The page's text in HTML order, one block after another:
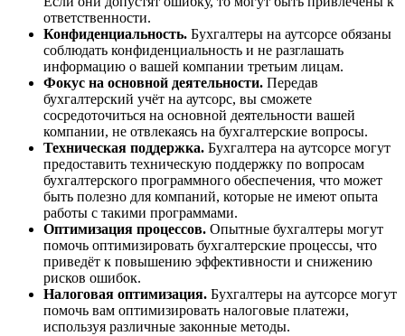
ответственности.
Конфиденциальность. Бухгалтеры на аутсорсе обязаны
соблюдать конфиденциальность и не разглашать
информацию о вашей компании третьим лицам.
Фокус на основной деятельности. Передав
бухгалтерский учёт на аутсорс, вы сможете
сосредоточиться на основной деятельности вашей
компании, не отвлекаясь на бухгалтерские вопросы.
Техническая поддержка. Бухгалтера на аутсорсе могут
предоставить техническую поддержку по вопросам
бухгалтерского программного обеспечения, что может
быть полезно для компаний, которые не имеют опыта
работы с такими программами.
Оптимизация процессов. Опытные бухгалтеры могут
помочь оптимизировать бухгалтерские процессы, что
приведёт к повышению эффективности и снижению
рисков ошибок.
Налоговая оптимизация. Бухгалтеры на аутсорсе могут
помочь вам оптимизировать налоговые платежи,
используя различные законные методы.